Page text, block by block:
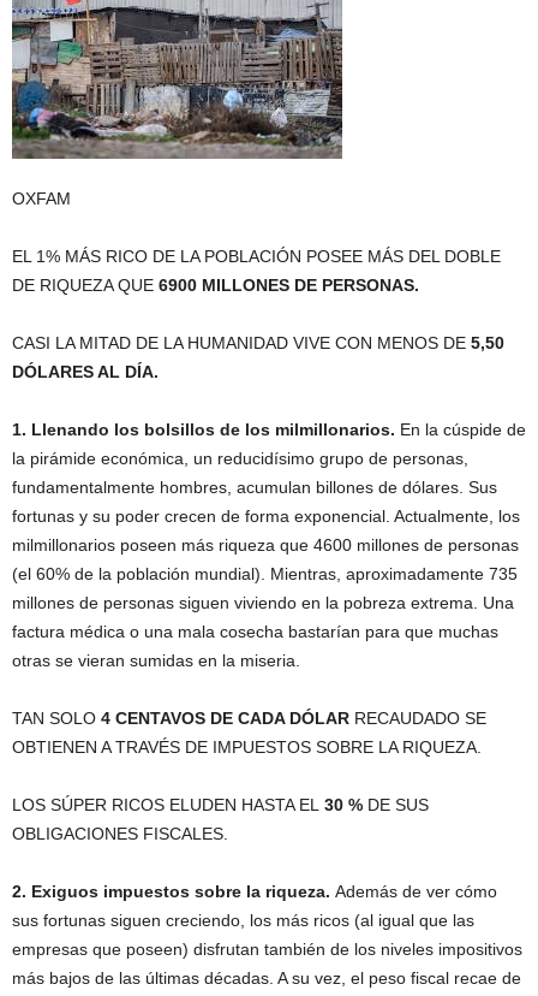
OXFAM
EL 1% MÁS RICO DE LA POBLACIÓN POSEE MÁS DEL DOBLE
DE RIQUEZA QUE 6900 MILLONES DE PERSONAS.
CASI LA MITAD DE LA HUMANIDAD VIVE CON MENOS DE 5,50
DÓLARES AL DÍA.
1. Llenando los bolsillos de los milmillonarios. En la cúspide de
la pirámide económica, un reducidísimo grupo de personas,
fundamentalmente hombres, acumulan billones de dólares. Sus
fortunas y su poder crecen de forma exponencial. Actualmente, los
milmillonarios poseen más riqueza que 4600 millones de personas
(el 60% de la población mundial). Mientras, aproximadamente 735
millones de personas siguen viviendo en la pobreza extrema. Una
factura médica o una mala cosecha bastarían para que muchas
otras se vieran sumidas en la miseria.
TAN SOLO 4 CENTAVOS DE CADA DÓLAR RECAUDADO SE
OBTIENEN A TRAVÉS DE IMPUESTOS SOBRE LA RIQUEZA.
LOS SÚPER RICOS ELUDEN HASTA EL 30 % DE SUS
OBLIGACIONES FISCALES.
2. Exiguos impuestos sobre la riqueza. Además de ver cómo
sus fortunas siguen creciendo, los más ricos (al igual que las
empresas que poseen) disfrutan también de los niveles impositivos
más bajos de las últimas décadas. A su vez, el peso fiscal recae de